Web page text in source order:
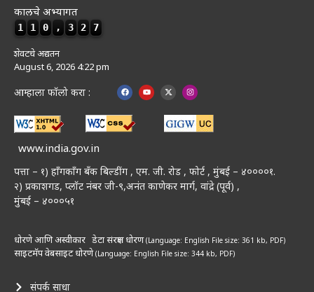
कालचे अभ्यागत
1 1 0 , 3 2 7
शेवटचे अद्यतन
August 6, 2026 4:22 pm
आम्हाला फॉलो करा :
www.india.gov.in
पत्ता – १) हॉंगकॉंग बँक बिल्डींग , एम. जी. रोड , फोर्ट , मुंबई – ४००००१.
२) प्रकाशगड, प्लॉट नंबर जी-९,अनंत काणेकर मार्ग, वांद्रे (पूर्व) ,
मुंबई – ४०००५१
धोरणे आणि अस्वीकार डेटा संरक्षण धोरण(Language: English File size: 361 kb, PDF)
साइटमॅपवेबसाइट धोरणे(Language: English File size: 344 kb, PDF)
संपर्क साधा